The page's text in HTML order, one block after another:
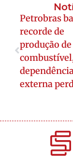
Petrobras
recorde de
produção de
externa